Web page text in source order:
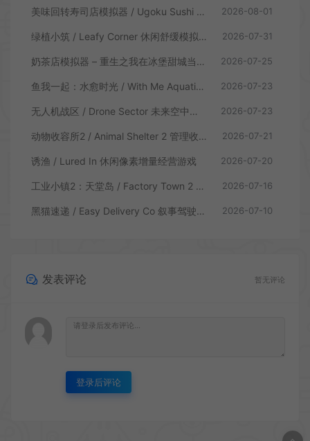
美味回转寿司店模拟器 / Ugoku Sushi Bar 休闲治愈模拟游戏 2026-08-01
绿植小筑 / Leafy Corner 休闲舒缓模拟游戏 2026-07-31
奶茶店模拟器 – 重生之我在冰堡甜城当店长 / Boba Cafe Simulator 模拟经营游戏 2026-07-25
鱼我一起：水愈时光 / With Me Aquatic Time 休闲养鱼游戏 2026-07-23
无人机战区 / Drone Sector 未来空中炮艇游戏 2026-07-23
动物收容所2 / Animal Shelter 2 管理收容模拟游戏 2026-07-21
诱渔 / Lured In 休闲像素增量经营游戏 2026-07-20
工业小镇2：天堂岛 / Factory Town 2 Paradise 自动流水线模拟游戏 2026-07-16
黑猫速递 / Easy Delivery Co 叙事驾驶模拟游戏 2026-07-10
发表评论 暂无评论
登录后评论